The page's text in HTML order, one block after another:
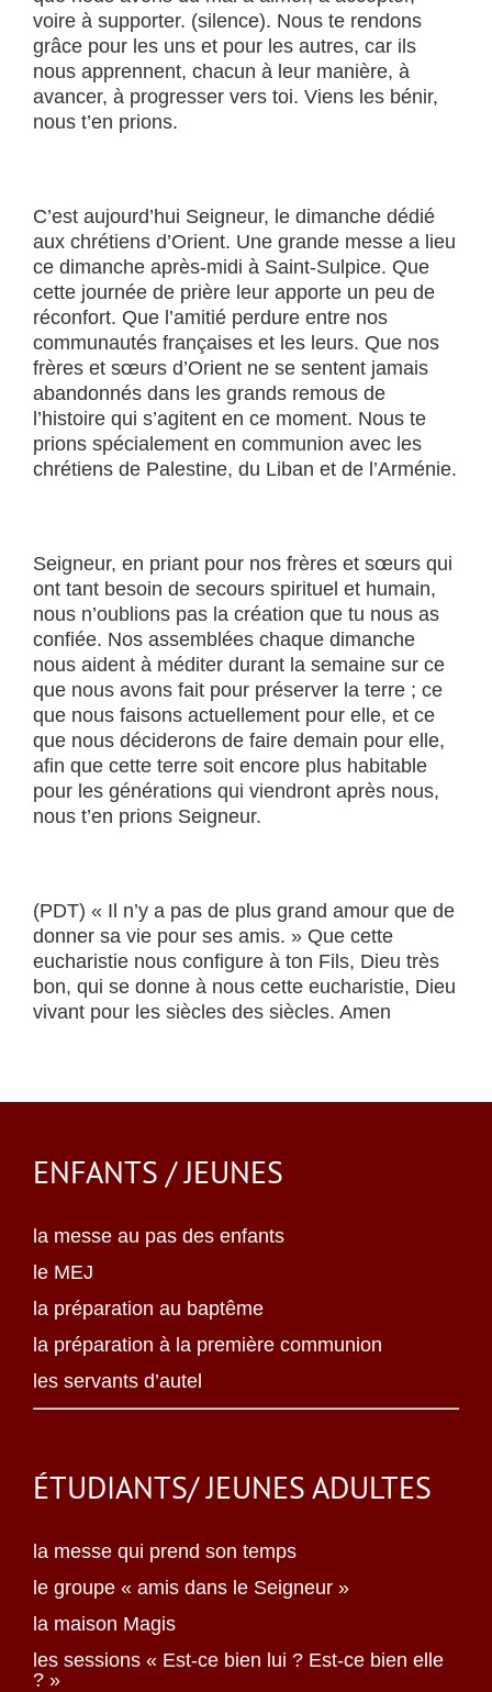
voire à supporter. (silence). Nous te rendons
grâce pour les uns et pour les autres, car ils
nous apprennent, chacun à leur manière, à
avancer, à progresser vers toi. Viens les bénir,
nous t’en prions.
C’est aujourd’hui Seigneur, le dimanche dédié
aux chrétiens d’Orient. Une grande messe a lieu
ce dimanche après-midi à Saint-Sulpice. Que
cette journée de prière leur apporte un peu de
réconfort. Que l’amitié perdure entre nos
communautés françaises et les leurs. Que nos
frères et sœurs d’Orient ne se sentent jamais
abandonnés dans les grands remous de
l’histoire qui s’agitent en ce moment. Nous te
prions spécialement en communion avec les
chrétiens de Palestine, du Liban et de l’Arménie.
Seigneur, en priant pour nos frères et sœurs qui
ont tant besoin de secours spirituel et humain,
nous n’oublions pas la création que tu nous as
confiée. Nos assemblées chaque dimanche
nous aident à méditer durant la semaine sur ce
que nous avons fait pour préserver la terre ; ce
que nous faisons actuellement pour elle, et ce
que nous déciderons de faire demain pour elle,
afin que cette terre soit encore plus habitable
pour les générations qui viendront après nous,
nous t’en prions Seigneur.
(PDT) « Il n’y a pas de plus grand amour que de
donner sa vie pour ses amis. » Que cette
eucharistie nous configure à ton Fils, Dieu très
bon, qui se donne à nous cette eucharistie, Dieu
vivant pour les siècles des siècles. Amen
ENFANTS / JEUNES
la messe au pas des enfants
le MEJ
la préparation au baptême
la préparation à la première communion
les servants d’autel
ÉTUDIANTS/ JEUNES ADULTES
la messe qui prend son temps
le groupe « amis dans le Seigneur »
la maison Magis
les sessions « Est-ce bien lui ? Est-ce bien elle
? »